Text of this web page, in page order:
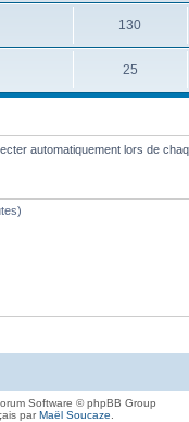
130
25
automatiquement lors de
Software © phpBB Group
parMaël Soucaze